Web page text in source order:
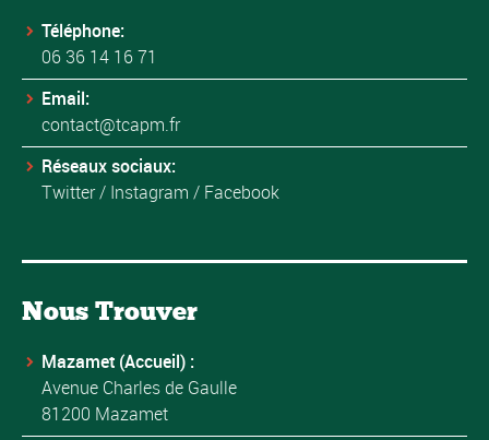
Téléphone:
06 36 14 16 71
Email:
contact@tcapm.fr
Réseaux sociaux:
Twitter/ Instagram / Facebook
Nous Trouver
Mazamet (Accueil) :
Avenue Charles de Gaulle
81200 Mazamet